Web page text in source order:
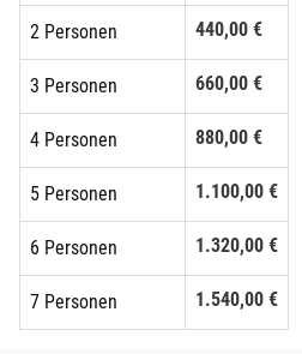
2 Personen 440,00 €
3 Personen 660,00 €
4 Personen 880,00 €
5 Personen 1.100,00 €
6 Personen 1.320,00 €
7 Personen 1.540,00 €